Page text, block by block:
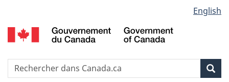
au
contenu
propos
de
la
HTML
simplifiée
selection
English
Recherche